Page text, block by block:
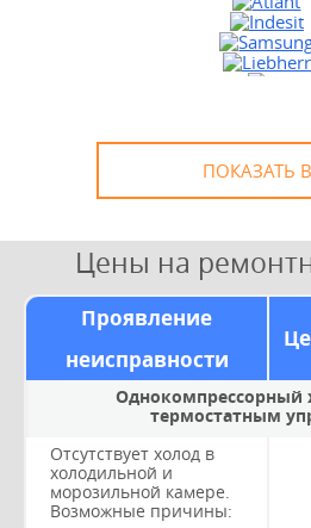
Выезд
* в
ПОКАЗАТЬ
Цены на
Проявление
неисправности
Однокомпрессорный
термостатным
Отсутствует холод в
холодильной и
морозильной камере.
Возможные причины: